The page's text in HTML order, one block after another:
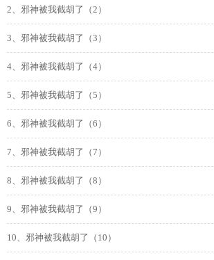
2、邪神被我截胡了（2）
3、邪神被我截胡了（3）
4、邪神被我截胡了（4）
5、邪神被我截胡了（5）
6、邪神被我截胡了（6）
7、邪神被我截胡了（7）
8、邪神被我截胡了（8）
9、邪神被我截胡了（9）
10、邪神被我截胡了（10）